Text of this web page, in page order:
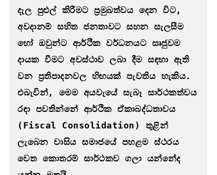
දැල පුළුල් කිරීමට ප්‍රමුඛත්වය දෙන විට,
අවදානම් සහිත ජනතාවට සහන සැලසීම
හෝ ඔවුන්ට ආර්ථික වර්ධනයට සෘජුවම
දායක වීමට අවස්ථාව ලබා දීම සඳහා ඇති
වන ප්‍රතිපාදනවල හිඟයක් පැවතිය හැකිය.
එබැවින්, මෙම අයවැයේ සැබෑ සාර්ථකත්වය
රඳා පවතින්නේ ආර්ථික ඒකාබද්ධතාවය
(Fiscal Consolidation) තුළින්
ලැබෙන වාසිය සමාජයේ පහළම ස්ථරය
වෙත කොතරම් සාර්ථකව ගලා යන්නේද